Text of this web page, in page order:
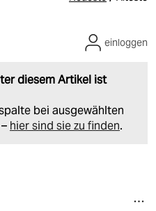
diesem Artikel ist
bei ausgewählten
hier sind sie zu finden.
einloggen